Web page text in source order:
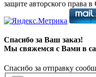
защите авторского
Спасибо за Ваш заказ!
Мы свяжемся с Вами в
Спасибо за отправку